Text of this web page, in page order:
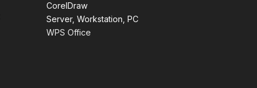
CorelDraw
Server, Workstation, PC
WPS Office